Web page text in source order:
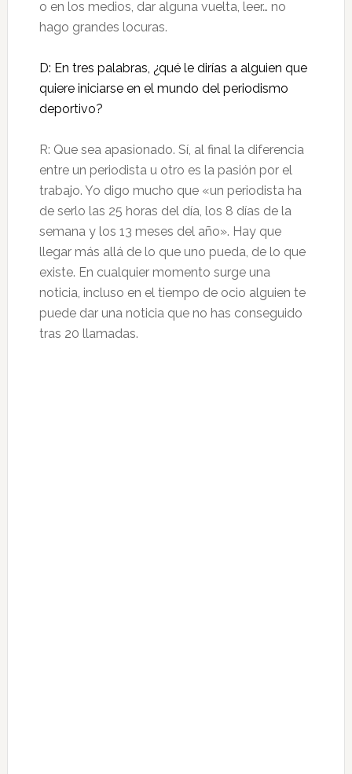
o en los medios, dar alguna vuelta, leer… no
hago grandes locuras.
D: En tres palabras, ¿qué le dirías a alguien que
quiere iniciarse en el mundo del periodismo
deportivo?
R: Que sea apasionado. Sí, al final la diferencia
entre un periodista u otro es la pasión por el
trabajo. Yo digo mucho que «un periodista ha
de serlo las 25 horas del día, los 8 días de la
semana y los 13 meses del año». Hay que
llegar más allá de lo que uno pueda, de lo que
existe. En cualquier momento surge una
noticia, incluso en el tiempo de ocio alguien te
puede dar una noticia que no has conseguido
tras 20 llamadas.